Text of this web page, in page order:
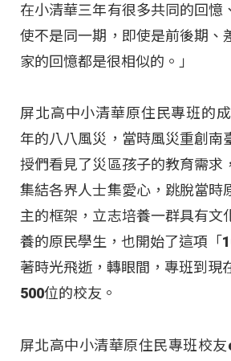
在小清華三年有很多共同的回憶
使不是同一期，即使是前後期、
家的回憶都是很相似的。」
屏北高中小清華原住民專班的
年的八八風災，當時風災重創南
授們看見了災區孩子的教育需求
集結各界人士集愛心，跳脫當時
主的框架，立志培養一群具有文
養的原民學生，也開始了這項「
著時光飛逝，轉眼間，專班到現
500位的校友。
屏北高中小清華原住民專班校